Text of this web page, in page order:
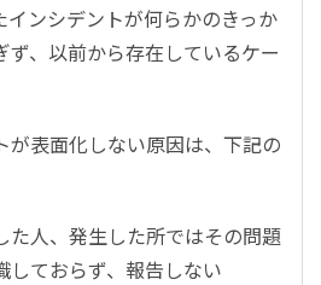
ンシデントが何らかのきっか
ず、以前から存在しているケー
が表面化しない原因は、下記の
た人、発生した所ではその問題
しておらず、報告しない